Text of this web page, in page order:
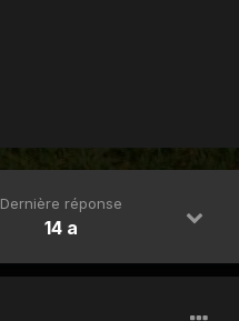
Dernière réponse
14 a